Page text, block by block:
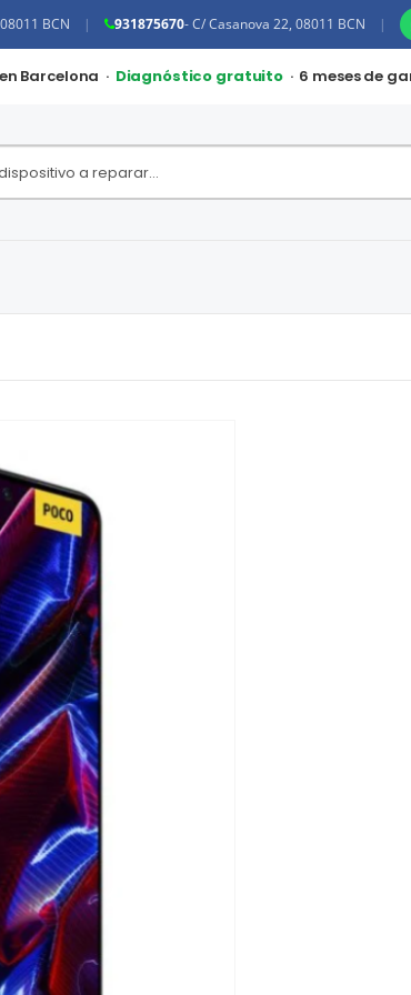
BCN | 931875670- C/ Casanova 22, 08011 BCN |
Barcelona · Diagnóstico gratuito · 6 meses de